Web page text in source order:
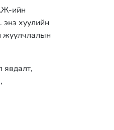
ийн
хуулийн
жуулчлалын
явдалт,